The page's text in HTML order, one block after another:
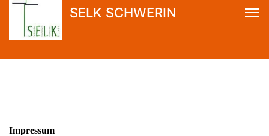
SELK SCHWERIN
Impressum